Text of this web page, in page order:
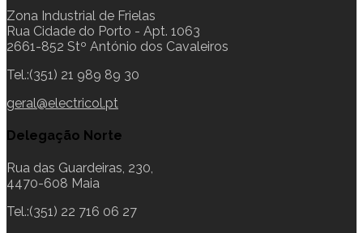
Zona Industrial de Frielas
Rua Cidade do Porto - Apt. 1063
2661-852 Stº António dos Cavaleiros
Tel.:(351) 21 989 89 30
geral@electricol.pt
Delegação Norte
Rua das Guardeiras, 230,
4470-608 Maia
Tel.:(351) 22 716 06 27